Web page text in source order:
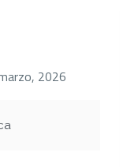
2026